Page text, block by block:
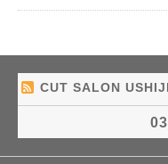
CUT SALON